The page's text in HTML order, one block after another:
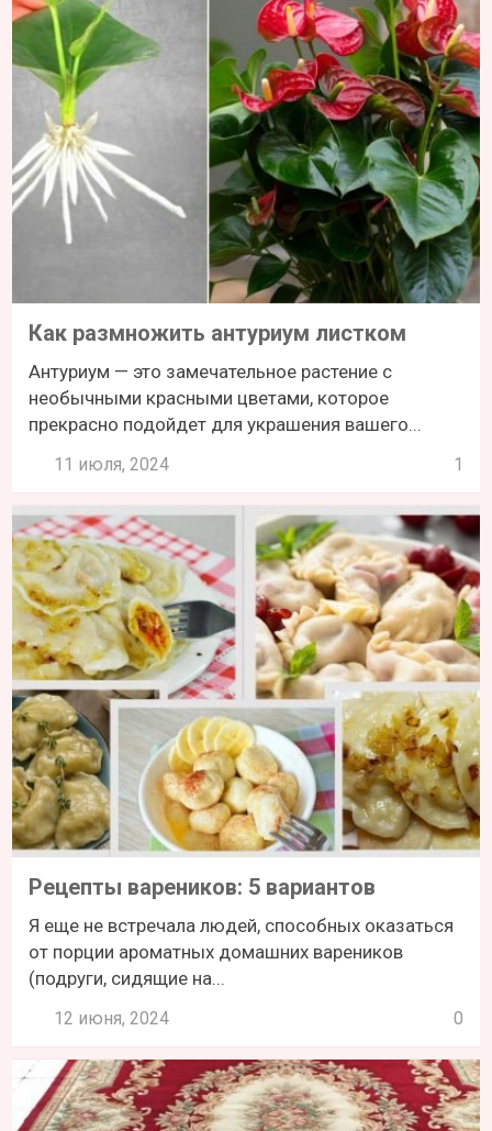
Как размножить антуриум листком
Антуриум — это замечательное растение с
необычными красными цветами, которое
прекрасно подойдет для украшения вашего...
11 июля, 2024 1
Рецепты вареников: 5 вариантов
Я еще не встречала людей, способных оказаться
от порции ароматных домашних вареников
(подруги, сидящие на...
12 июня, 2024 0